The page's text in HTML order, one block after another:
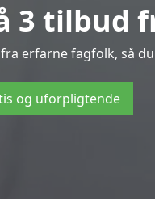
3 tilbud
erfarne fagfolk, så
og uforpligtende